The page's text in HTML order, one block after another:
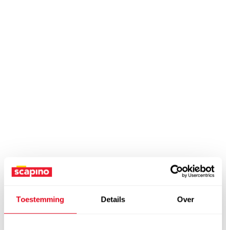
Toestemming Details Over